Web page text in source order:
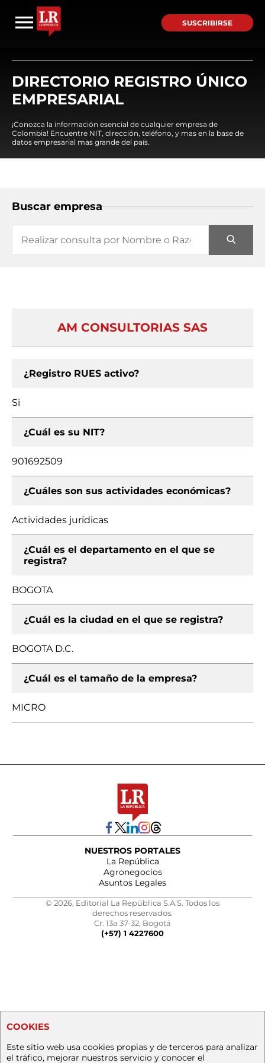
SUSCRIBIRSE
DIRECTORIO REGISTRO ÚNICO
EMPRESARIAL
¡Conozca la información esencial de cualquier empresa de
Colombia! Encuentre NIT, dirección, teléfono, y mas en la base de
datos empresarial mas grande del país.
Buscar empresa
AM CONSULTORIAS SAS
¿Registro RUES activo?
Si
¿Cuál es su NIT?
901692509
¿Cuáles son sus actividades económicas?
Actividades jurídicas
¿Cuál es el departamento en el que se
registra?
BOGOTA
¿Cuál es la ciudad en el que se registra?
BOGOTA D.C.
¿Cuál es el tamaño de la empresa?
MICRO
NUESTROS PORTALES
La República
Agronegocios
Asuntos Legales
© 2026, Editorial La República S.A.S. Todos los
derechos reservados.
Cr. 13a 37-32, Bogotá
(+57) 1 4227600
COOKIES
Este sitio web usa cookies propias y de terceros para analizar
el tráfico, mejorar nuestros servicio y conocer el